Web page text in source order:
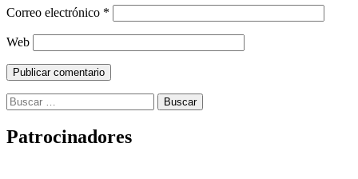
Correo electrónico *
Web
Buscar:
Patrocinadores